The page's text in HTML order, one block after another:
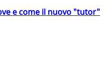
e come il nuovo "tutor"